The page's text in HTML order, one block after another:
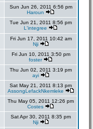
Sun Jun 26, 2011 6:56 pm
Haroun
Tue Jun 21, 2011 8:56 pm
L'integree
Fri Jun 17, 2011 10:42 am
Nji
Fri Jun 10, 2011 3:50 pm
foster
Thu Jun 02, 2011 3:19 pm
ayi
Sat May 21, 2011 8:13 pm
AssongLefackNkemleke
Thu May 05, 2011 12:26 pm
Costes
Sat Apr 30, 2011 8:35 pm
Nji